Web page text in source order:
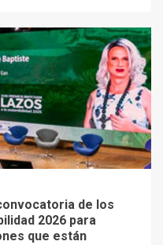
de los
2026 para
que están